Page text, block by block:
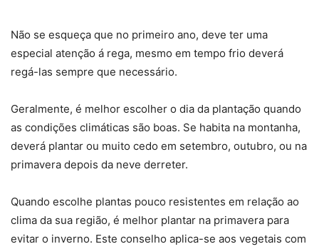
Não se esqueça que no primeiro ano, deve ter uma
especial atenção á rega, mesmo em tempo frio deverá
regá-las sempre que necessário.
Geralmente, é melhor escolher o dia da plantação quando
as condições climáticas são boas. Se habita na montanha,
deverá plantar ou muito cedo em setembro, outubro, ou na
primavera depois da neve derreter.
Quando escolhe plantas pouco resistentes em relação ao
clima da sua região, é melhor plantar na primavera para
evitar o inverno. Este conselho aplica-se aos vegetais com